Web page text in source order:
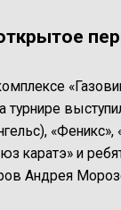
турнире
каратэ» и
Андрея